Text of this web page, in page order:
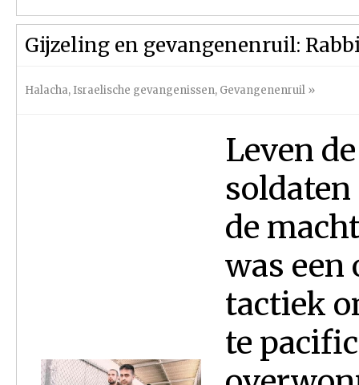
Gijzeling en gevangenenruil:
Halacha, Israelische gevangenissen, Gevangenenruil »
Leven
de
was een
tactiek
te